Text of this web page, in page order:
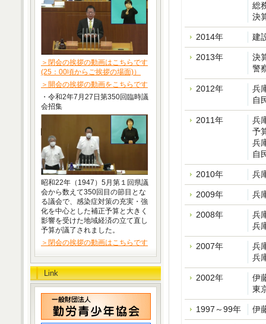
総
決
2014年 建
2013年
決
警
2012年
兵
自
2011年
兵
予
兵
自
2010年 兵
2009年 兵
2008年
兵
兵
2007年
兵
兵
2002年
伊
東
1997～99年 伊
＞閉会の挨拶の動画はこちらです
(25：00頃からご挨拶の場面)）
＞開会の挨拶の動画をこちらです
・令和2年7月27日第350回臨時議
会招集
昭和22年（1947）5月第１回県議
会から数えて350回目の節目とな
る議会で、感染症対策の充実・強
化を中心とした補正予算と大きく
影響を受けた地域経済の立て直し
予算が議了されました。
＞閉会の挨拶の動画はこちらです
Link